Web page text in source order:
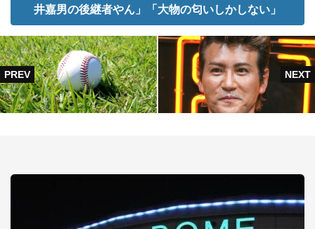
井嘉男の後継者やん」「大物の匂いしかしない」